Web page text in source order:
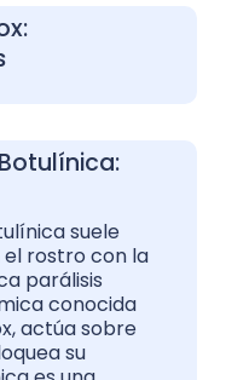
suele
rostro con la
parálisis
conocida
actúa sobre
su